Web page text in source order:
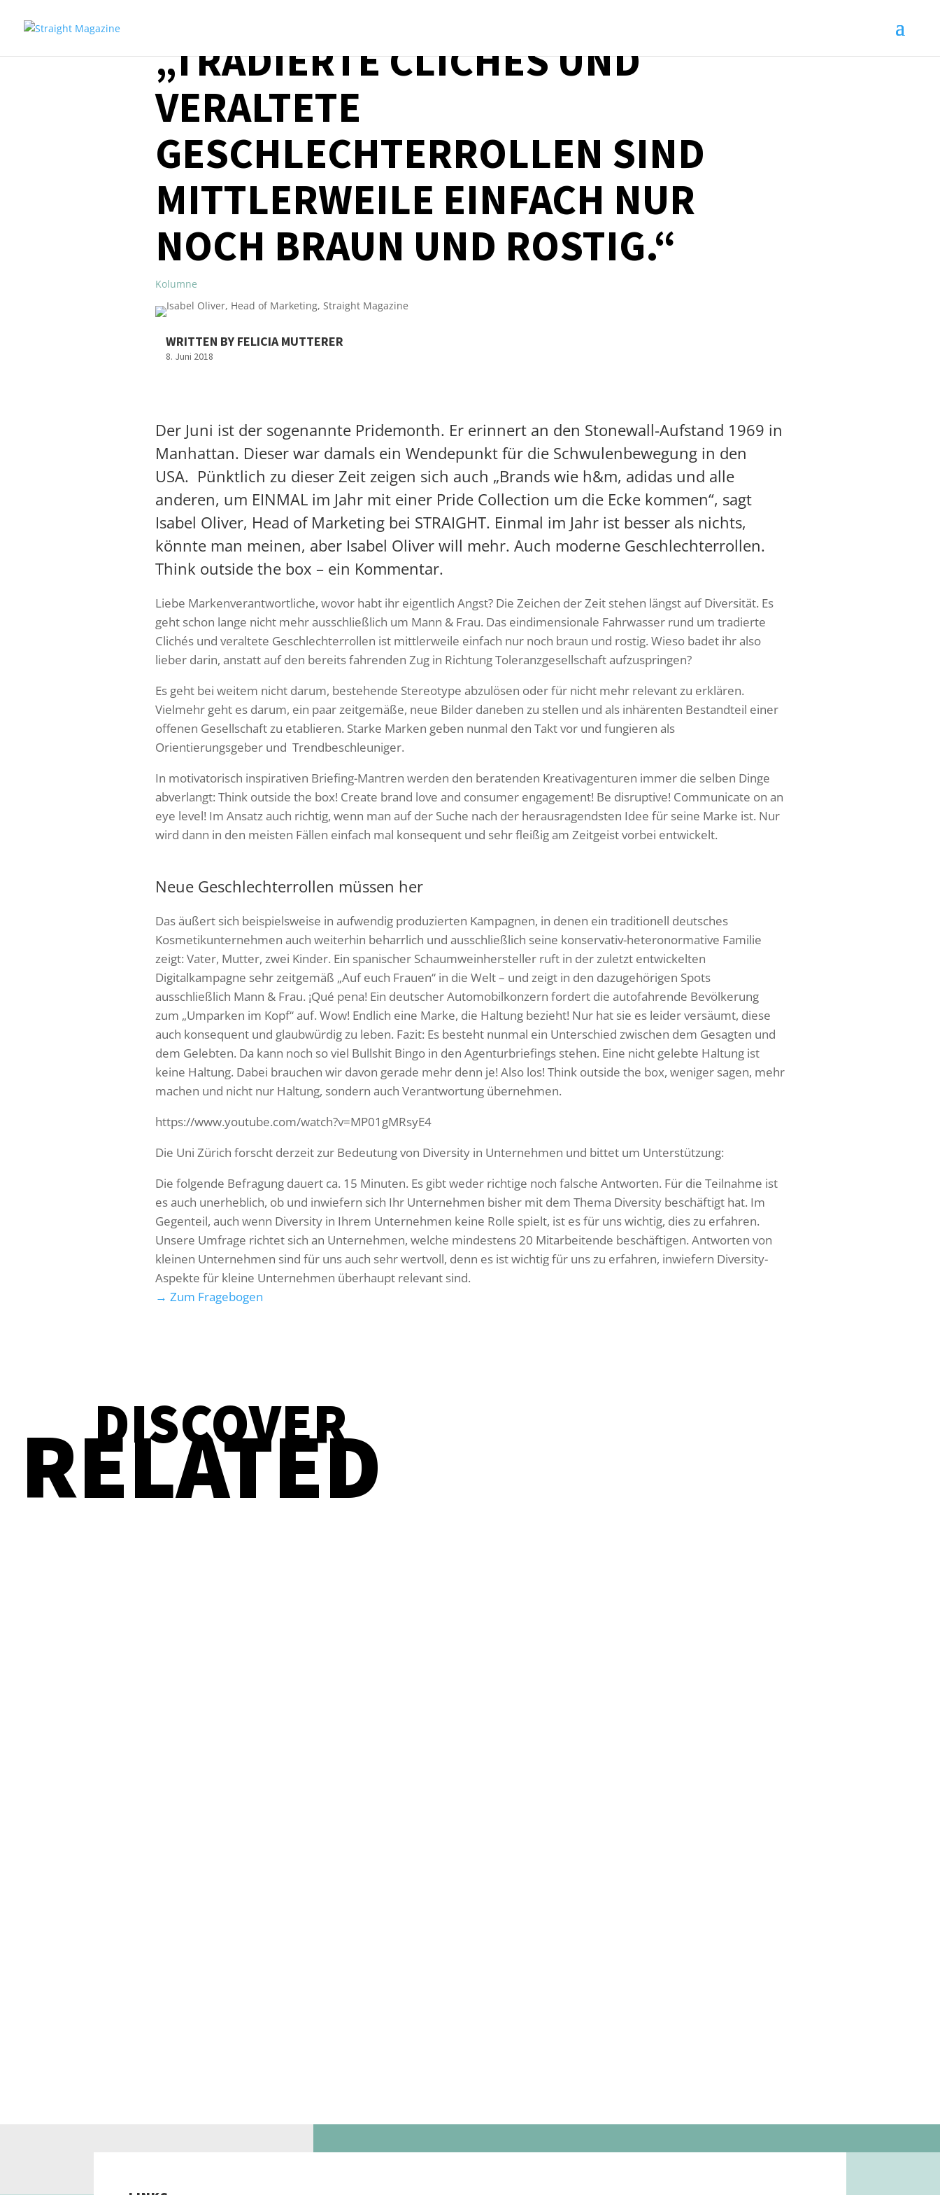
„TRADIERTE CLICHÉS UND
VERALTETE
GESCHLECHTERROLLEN SIND
MITTLERWEILE EINFACH NUR
NOCH BRAUN UND ROSTIG.“
Kolumne
WRITTEN BY FELICIA MUTTERER
8. Juni 2018
Der Juni ist der sogenannte Pridemonth. Er erinnert an den Stonewall-Aufstand 1969 in
Manhattan. Dieser war damals ein Wendepunkt für die Schwulenbewegung in den
USA. Pünktlich zu dieser Zeit zeigen sich auch „Brands wie h&m, adidas und alle
anderen, um EINMAL im Jahr mit einer Pride Collection um die Ecke kommen“, sagt
Isabel Oliver, Head of Marketing bei STRAIGHT. Einmal im Jahr ist besser als nichts,
könnte man meinen, aber Isabel Oliver will mehr. Auch moderne Geschlechterrollen.
Think outside the box – ein Kommentar.
Liebe Markenverantwortliche, wovor habt ihr eigentlich Angst? Die Zeichen der Zeit stehen längst auf Diversität. Es
geht schon lange nicht mehr ausschließlich um Mann & Frau. Das eindimensionale Fahrwasser rund um tradierte
Clichés und veraltete Geschlechterrollen ist mittlerweile einfach nur noch braun und rostig. Wieso badet ihr also
lieber darin, anstatt auf den bereits fahrenden Zug in Richtung Toleranzgesellschaft aufzuspringen?
Es geht bei weitem nicht darum, bestehende Stereotype abzulösen oder für nicht mehr relevant zu erklären.
Vielmehr geht es darum, ein paar zeitgemäße, neue Bilder daneben zu stellen und als inhärenten Bestandteil einer
offenen Gesellschaft zu etablieren. Starke Marken geben nunmal den Takt vor und fungieren als
Orientierungsgeber und Trendbeschleuniger.
In motivatorisch inspirativen Briefing-Mantren werden den beratenden Kreativagenturen immer die selben Dinge
abverlangt: Think outside the box! Create brand love and consumer engagement! Be disruptive! Communicate on an
eye level! Im Ansatz auch richtig, wenn man auf der Suche nach der herausragendsten Idee für seine Marke ist. Nur
wird dann in den meisten Fällen einfach mal konsequent und sehr fleißig am Zeitgeist vorbei entwickelt.
Neue Geschlechterrollen müssen her
Das äußert sich beispielsweise in aufwendig produzierten Kampagnen, in denen ein traditionell deutsches
Kosmetikunternehmen auch weiterhin beharrlich und ausschließlich seine konservativ-heteronormative Familie
zeigt: Vater, Mutter, zwei Kinder. Ein spanischer Schaumweinhersteller ruft in der zuletzt entwickelten
Digitalkampagne sehr zeitgemäß „Auf euch Frauen“ in die Welt – und zeigt in den dazugehörigen Spots
ausschließlich Mann & Frau. ¡Qué pena! Ein deutscher Automobilkonzern fordert die autofahrende Bevölkerung
zum „Umparken im Kopf“ auf. Wow! Endlich eine Marke, die Haltung bezieht! Nur hat sie es leider versäumt, diese
auch konsequent und glaubwürdig zu leben. Fazit: Es besteht nunmal ein Unterschied zwischen dem Gesagten und
dem Gelebten. Da kann noch so viel Bullshit Bingo in den Agenturbriefings stehen. Eine nicht gelebte Haltung ist
keine Haltung. Dabei brauchen wir davon gerade mehr denn je! Also los! Think outside the box, weniger sagen, mehr
machen und nicht nur Haltung, sondern auch Verantwortung übernehmen.
https://www.youtube.com/watch?v=MP01gMRsyE4
Die Uni Zürich forscht derzeit zur Bedeutung von Diversity in Unternehmen und bittet um Unterstützung:
Die folgende Befragung dauert ca. 15 Minuten. Es gibt weder richtige noch falsche Antworten. Für die Teilnahme ist
es auch unerheblich, ob und inwiefern sich Ihr Unternehmen bisher mit dem Thema Diversity beschäftigt hat. Im
Gegenteil, auch wenn Diversity in Ihrem Unternehmen keine Rolle spielt, ist es für uns wichtig, dies zu erfahren.
Unsere Umfrage richtet sich an Unternehmen, welche mindestens 20 Mitarbeitende beschäftigen. Antworten von
kleinen Unternehmen sind für uns auch sehr wertvoll, denn es ist wichtig für uns zu erfahren, inwiefern Diversity-
Aspekte für kleine Unternehmen überhaupt relevant sind.
→ Zum Fragebogen
DISCOVER
RELATED